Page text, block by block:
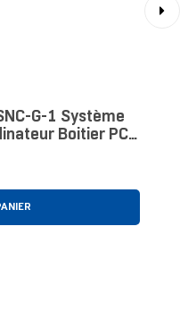
G-1 Système
Boitier PC,
12 Cm Noir 1